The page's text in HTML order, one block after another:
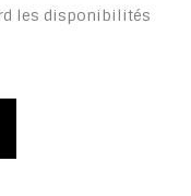
les disponibilités